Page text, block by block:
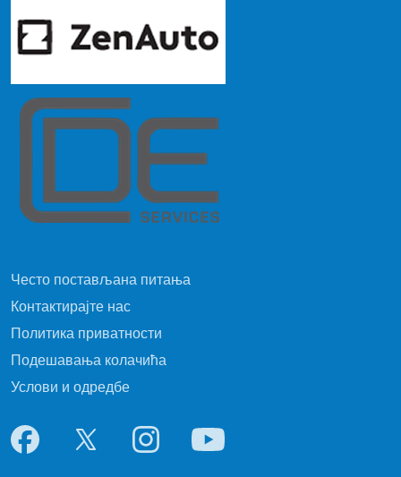
Често постављана питања
Контактирајте нас
Политика приватности
Подешавања колачића
Услови и одредбе